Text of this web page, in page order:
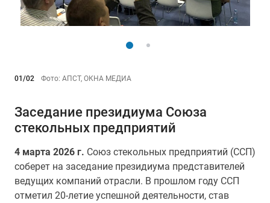
01/02 Фото: АПСТ, ОКНА МЕДИА
Заседание президиума Союза
стекольных предприятий
4 марта 2026 г. Союз стекольных предприятий (ССП)
соберет на заседание президиума представителей
ведущих компаний отрасли. В прошлом году ССП
отметил 20-летие успешной деятельности, став